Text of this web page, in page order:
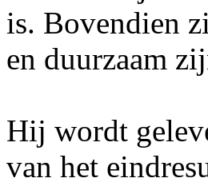
is. Bovendien
en duurzaam
Hij wordt
van het